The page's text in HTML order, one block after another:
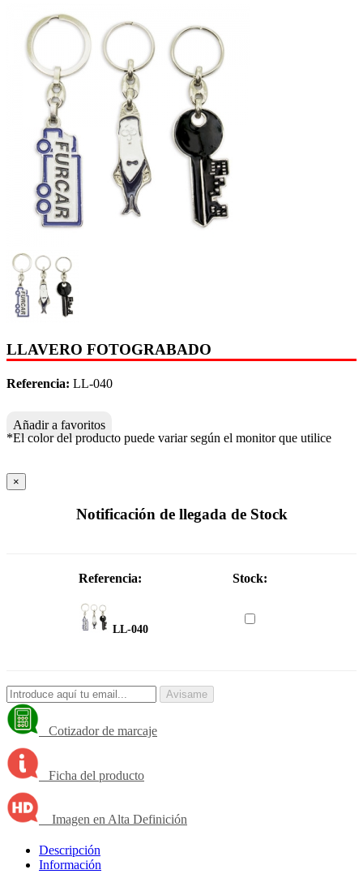
LLAVERO FOTOGRABADO
Referencia: LL-040
Añadir a favoritos
*El color del producto puede variar según el monitor que utilice
×
Notificación de llegada de Stock
Referencia: Stock:
LL-040
Avisame
Cotizador de marcaje
Ficha del producto
Imagen en Alta Definición
Descripción
Información